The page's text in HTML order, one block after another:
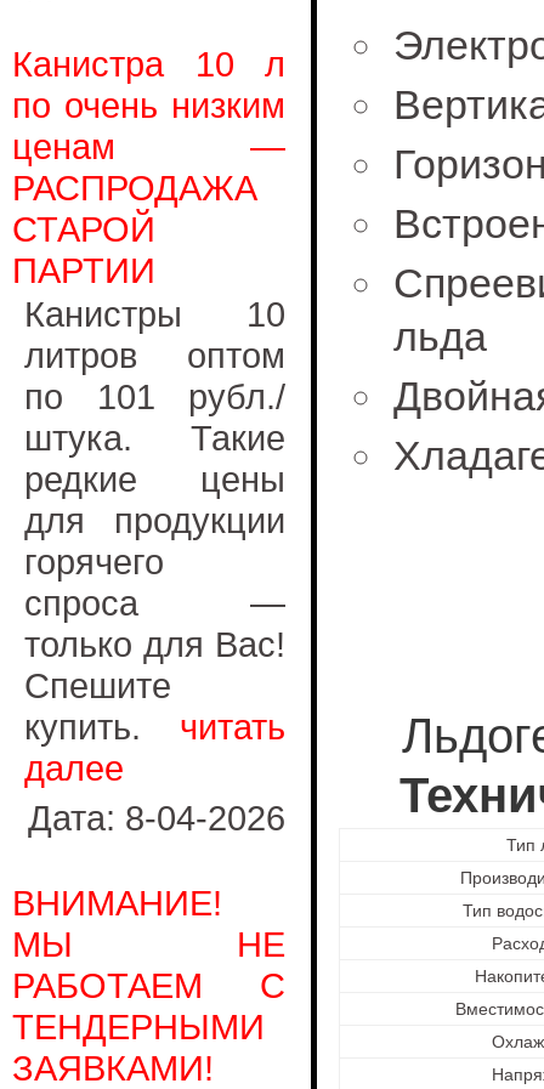
Канистра 10 л
по очень низким
ценам —
РАСПРОДАЖА
СТАРОЙ
ПАРТИИ
Канистры 10
литров оптом
по 101 рубл./
штука. Такие
редкие цены
для продукции
горячего
спроса —
только для Вас!
Спешите
купить. читать
далее
Дата: 8-04-2026
ВНИМАНИЕ!
МЫ НЕ
РАБОТАЕМ С
ТЕНДЕРНЫМИ
ЗАЯВКАМИ!
льда
Тип
Тип